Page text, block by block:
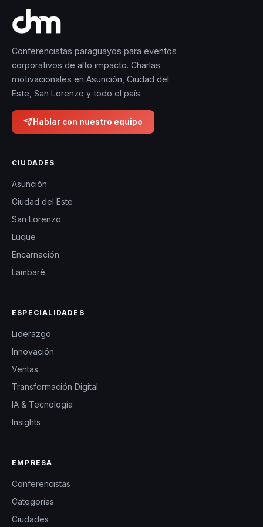
Conferencistas paraguayos para eventos
corporativos de alto impacto. Charlas
motivacionales en Asunción, Ciudad del
Este, San Lorenzo y todo el país.
Hablar con nuestro equipo
CIUDADES
Asunción
Ciudad del Este
San Lorenzo
Luque
Encarnación
Lambaré
ESPECIALIDADES
Liderazgo
Innovación
Ventas
Transformación Digital
IA & Tecnología
Insights
EMPRESA
Conferencistas
Categorías
Ciudades